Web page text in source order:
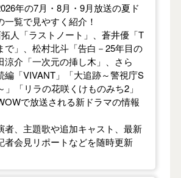
年の7月・8月・9月放送の夏ド
一覧で見やすく紹介！
人「ラストノート」、蒼井優「T
で」、松村北斗「告白－25年目の
涼介「一次元の挿し木」、さら
編「VIVANT」「大追跡～警視庁S
」「リラの花咲くけものみち2」
で放送される新ドラマの情報
者、主題歌や追加キャスト、最新
者会見リポートなどを随時更新